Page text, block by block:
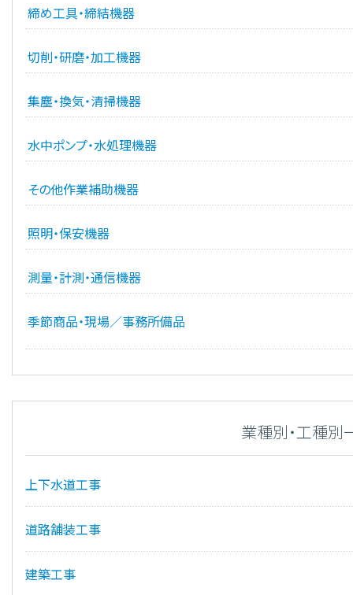
締め工具・締結機器
切削・研磨・加工機器
集塵・換気・清掃機器
水中ポンプ・水処理機器
その他作業補助機器
照明・保安機器
測量・計測・通信機器
季節商品・現場／事務所備品
業種別・工種別
上下水道工事
道路舗装工事
建築工事